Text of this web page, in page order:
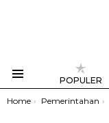
POPULER
You are here:
Home Pemerintahan